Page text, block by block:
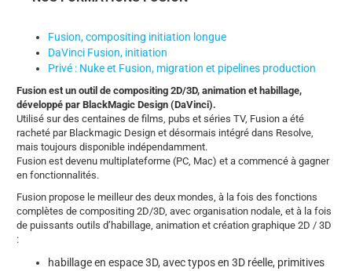
Fusion, compositing initiation longue
DaVinci Fusion, initiation
Privé : Nuke et Fusion, migration et pipelines production
Fusion est un outil de compositing 2D/3D, animation et habillage,
développé par BlackMagic Design (DaVinci).
Utilisé sur des centaines de films, pubs et séries TV, Fusion a été
racheté par Blackmagic Design et désormais intégré dans Resolve,
mais toujours disponible indépendamment.
Fusion est devenu multiplateforme (PC, Mac) et a commencé à gagner
en fonctionnalités.
Fusion propose le meilleur des deux mondes, à la fois des fonctions
complètes de compositing 2D/3D, avec organisation nodale, et à la fois
de puissants outils d’habillage, animation et création graphique 2D / 3D
:
habillage en espace 3D, avec typos en 3D réelle, primitives